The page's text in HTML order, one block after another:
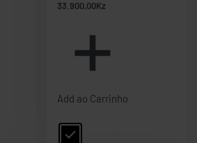
33.900,00Kz
Add ao Carrinho